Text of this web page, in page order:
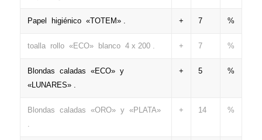
Papel higiénico «TOTEM» . + 7 %
toalla rollo «ECO» blanco 4 x 200 . + 7 %
Blondas caladas «ECO» y
«LUNARES» .
+ 5 %
Blondas caladas «ORO» y «PLATA»
.
+ 14 %